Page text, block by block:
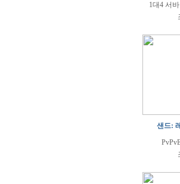
1대4 서
샌드: